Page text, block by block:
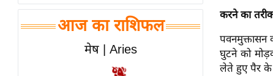
समीक्षा
धर्म
ज्योतिष
आज का राशिफल
मेष | Aries
करने का
पवनमुक्तासन
घुटने को
लेते हुए पैर के